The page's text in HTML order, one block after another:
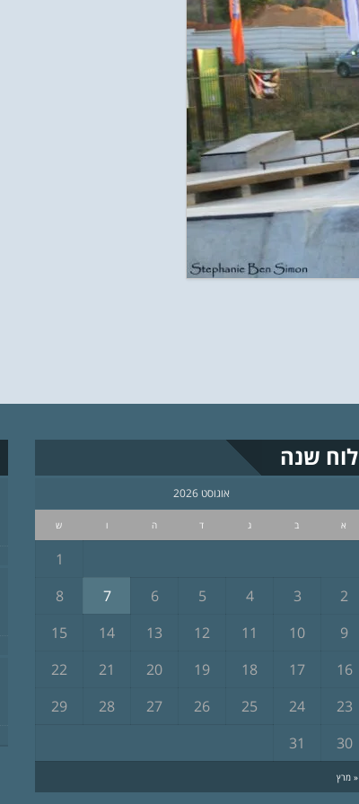
לוח שנה
אוגוסט 2026
א ב ג ד ה ו ש
« מרץ
1
2
3
4
5
6
7
8
9
10
11
12
13
14
15
16
17
18
19
20
21
22
23
24
25
26
27
28
29
30
31